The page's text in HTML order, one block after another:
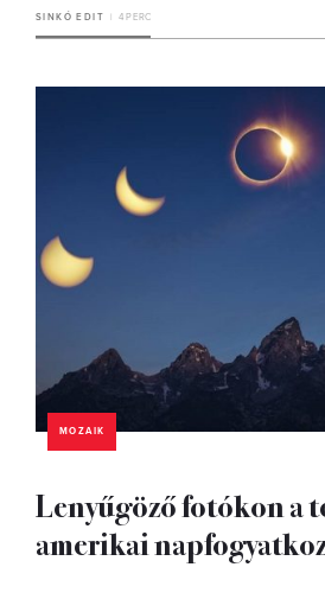
SINKÓ EDIT 4 PERC
MOZAIK
Lenyűgöző fotókon a
amerikai